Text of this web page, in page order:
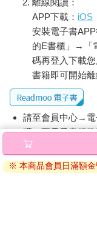
性──你可曾想過，無
發出刺耳鳴叫的蟬、
些生命竟都可視作手
我似乎有了一種前所
於過去的萬物而來，
會藉著未來各種不同
數百萬個夏日，永不
螽，以牠漫長而緩慢
動的蜻蜓是如何思想
舉起蟹螯的頑皮小蟹
之後，我便陷入了一
APP下載： iOS
安裝電子書
的E書櫃」→「
碼再登入下載
書籍即可開始離
請至會員中心→電
碼』至電子書服
退換貨須知：
因版權保護，您
※ 本商品會員日滿額